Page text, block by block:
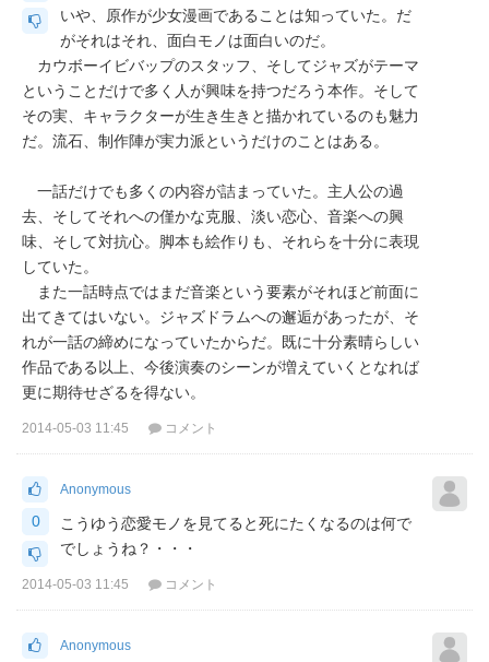
いや、原作が少女漫画であることは知っていた。だ
がそれはそれ、面白モノは面白いのだ。
カウボーイビバップのスタッフ、そしてジャズがテーマ
ということだけで多く人が興味を持つだろう本作。そして
その実、キャラクターが生き生きと描かれているのも魅力
だ。流石、制作陣が実力派というだけのことはある。
一話だけでも多くの内容が詰まっていた。主人公の過
去、そしてそれへの僅かな克服、淡い恋心、音楽への興
味、そして対抗心。脚本も絵作りも、それらを十分に表現
していた。
また一話時点ではまだ音楽という要素がそれほど前面に
出てきてはいない。ジャズドラムへの邂逅があったが、そ
れが一話の締めになっていたからだ。既に十分素晴らしい
作品である以上、今後演奏のシーンが増えていくとなれば
更に期待せざるを得ない。
2014-05-03 11:45 コメント
0
Anonymous
こうゆう恋愛モノを見てると死にたくなるのは何で
でしょうね？・・・
2014-05-03 11:45 コメント
Anonymous